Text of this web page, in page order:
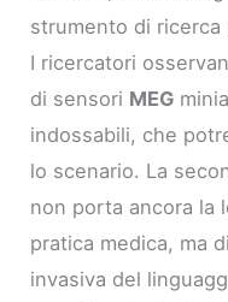
strumento di ricerca
I ricercatori
di sensori MEG
indossabili, che
lo scenario. La
non porta ancora la
pratica medica, ma
invasiva del